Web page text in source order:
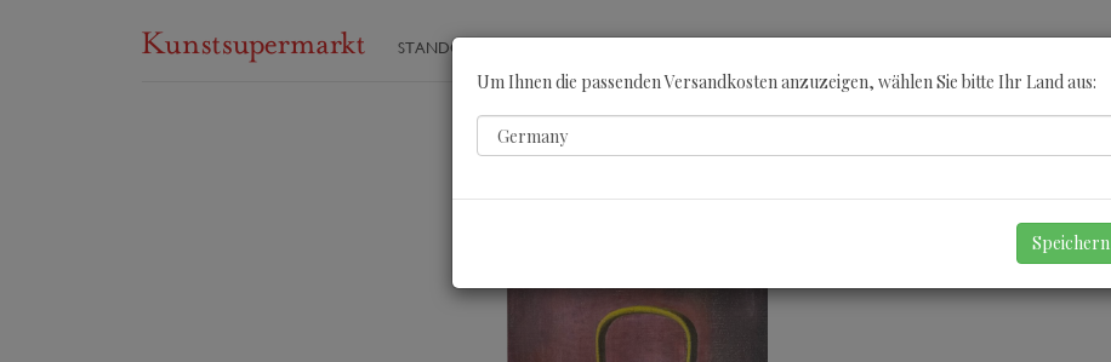
STANDORTE
Um Ihnen die passenden Versandkosten anzuzeigen, wählen Sie bitte Ihr Land aus:
Speichern